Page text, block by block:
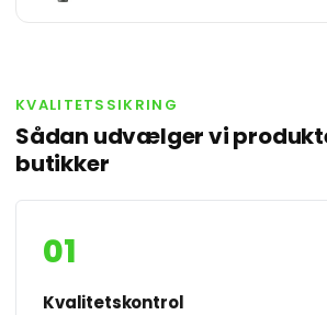
KVALITETSSIKRING
Sådan udvælger vi
butikker
01
Kvalitetskontrol